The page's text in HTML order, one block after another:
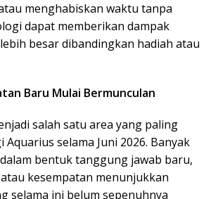
menghabiskan waktu tanpa
dapat memberikan dampak
besar dibandingkan hadiah atau
Baru Mulai Bermunculan
salah satu area yang paling
selama Juni 2026. Banyak
bentuk tanggung jawab baru,
kesempatan menunjukkan
selama ini belum sepenuhnya